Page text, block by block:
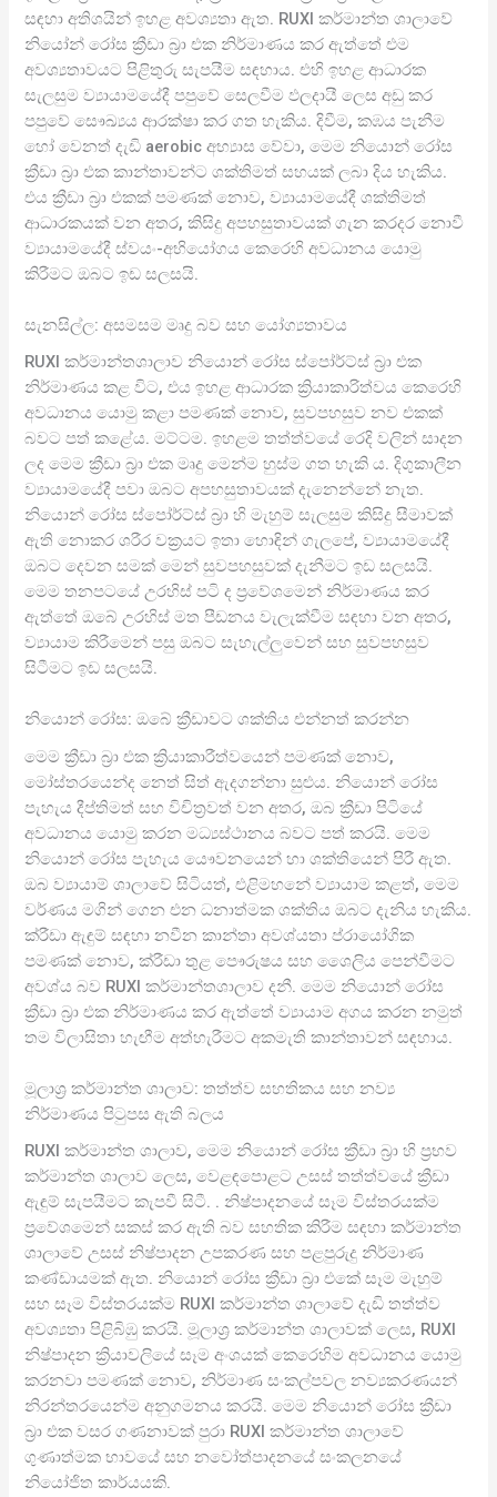
සඳහා අතිශයින් ඉහළ අවශ්‍යතා ඇත. RUXI කර්මාන්ත ශාලාවේ
නියෝන් රෝස ක්‍රීඩා බ්‍රා එක නිර්මාණය කර ඇත්තේ එම
අවශ්‍යතාවයට පිළිතුරු සැපයීම සඳහාය. එහි ඉහළ ආධාරක
සැලසුම ව්‍යායාමයේදී පපුවේ සෙලවීම ඵලදායී ලෙස අඩු කර
පපුවේ සෞඛ්‍යය ආරක්ෂා කර ගත හැකිය. දිවීම, කඹය පැනීම
හෝ වෙනත් දැඩි aerobic අභ්‍යාස වේවා, මෙම නියොන් රෝස
ක්‍රීඩා බ්‍රා එක කාන්තාවන්ට ශක්තිමත් සහයක් ලබා දිය හැකිය.
එය ක්‍රීඩා බ්‍රා එකක් පමණක් නොව, ව්‍යායාමයේදී ශක්තිමත්
ආධාරකයක් වන අතර, කිසිදු අපහසුතාවයක් ගැන කරදර නොවී
ව්‍යායාමයේදී ස්වයං-අභියෝගය කෙරෙහි අවධානය යොමු
කිරීමට ඔබට ඉඩ සලසයි.
සැනසිල්ල: අසමසම මෘදු බව සහ යෝග්‍යතාවය
RUXI කර්මාන්තශාලාව නියොන් රෝස ස්පෝර්ට්ස් බ්‍රා එක
නිර්මාණය කළ විට, එය ඉහළ ආධාරක ක්‍රියාකාරිත්වය කෙරෙහි
අවධානය යොමු කළා පමණක් නොව, සුවපහසුව නව එකක්
බවට පත් කළේය. මට්ටම. ඉහළම තත්ත්වයේ රෙදි වලින් සාදන
ලද මෙම ක්‍රීඩා බ්‍රා එක මෘදු මෙන්ම හුස්ම ගත හැකි ය. දිගුකාලීන
ව්‍යායාමයේදී පවා ඔබට අපහසුතාවයක් දැනෙන්නේ නැත.
නියොන් රෝස ස්පෝර්ට්ස් බ්‍රා හි මැහුම් සැලසුම කිසිදු සීමාවක්
ඇති නොකර ශරීර වක්‍රයට ඉතා හොඳින් ගැලපේ, ව්‍යායාමයේදී
ඔබට දෙවන සමක් මෙන් සුවපහසුවක් දැනීමට ඉඩ සලසයි.
මෙම තනපටයේ උරහිස් පටි ද ප්‍රවේශමෙන් නිර්මාණය කර
ඇත්තේ ඔබේ උරහිස් මත පීඩනය වැලැක්වීම සඳහා වන අතර,
ව්‍යායාම කිරීමෙන් පසු ඔබට සැහැල්ලුවෙන් සහ සුවපහසුව
සිටීමට ඉඩ සලසයි.
නියොන් රෝස: ඔබේ ක්‍රීඩාවට ශක්තිය එන්නත් කරන්න
මෙම ක්‍රීඩා බ්‍රා එක ක්‍රියාකාරීත්වයෙන් පමණක් නොව,
මෝස්තරයෙන්ද නෙත් සිත් ඇදගන්නා සුළුය. නියොන් රෝස
පැහැය දීප්තිමත් සහ විචිත්‍රවත් වන අතර, ඔබ ක්‍රීඩා පිටියේ
අවධානය යොමු කරන මධ්‍යස්ථානය බවට පත් කරයි. මෙම
නියොන් රෝස පැහැය යෞවනයෙන් හා ශක්තියෙන් පිරී ඇත.
ඔබ ව්‍යායාම් ශාලාවේ සිටියත්, එළිමහනේ ව්‍යායාම කළත්, මෙම
වර්ණය මගින් ගෙන එන ධනාත්මක ශක්තිය ඔබට දැනිය හැකිය.
ක්රීඩා ඇඳුම් සඳහා නවීන කාන්තා අවශ්යතා ප්රායෝගික
පමණක් නොව, ක්රීඩා තුළ පෞරුෂය සහ ශෛලිය පෙන්වීමට
අවශ්ය බව RUXI කර්මාන්තශාලාව දනී. මෙම නියොන් රෝස
ක්‍රීඩා බ්‍රා එක නිර්මාණය කර ඇත්තේ ව්‍යායාම අගය කරන නමුත්
තම විලාසිතා හැඟීම අත්හැරීමට අකමැති කාන්තාවන් සඳහාය.
මූලාශ්‍ර කර්මාන්ත ශාලාව: තත්ත්ව සහතිකය සහ නව්‍ය
නිර්මාණය පිටුපස ඇති බලය
RUXI කර්මාන්ත ශාලාව, මෙම නියොන් රෝස ක්‍රීඩා බ්‍රා හි ප්‍රභව
කර්මාන්ත ශාලාව ලෙස, වෙළඳපොළට උසස් තත්ත්වයේ ක්‍රීඩා
ඇඳුම් සැපයීමට කැපවී සිටී. . නිෂ්පාදනයේ සෑම විස්තරයක්ම
ප්‍රවේශමෙන් සකස් කර ඇති බව සහතික කිරීම සඳහා කර්මාන්ත
ශාලාවේ උසස් නිෂ්පාදන උපකරණ සහ පළපුරුදු නිර්මාණ
කණ්ඩායමක් ඇත. නියොන් රෝස ක්‍රීඩා බ්‍රා එකේ සෑම මැහුම්
සහ සෑම විස්තරයක්ම RUXI කර්මාන්ත ශාලාවේ දැඩි තත්ත්ව
අවශ්‍යතා පිළිබිඹු කරයි. මූලාශ්‍ර කර්මාන්ත ශාලාවක් ලෙස, RUXI
නිෂ්පාදන ක්‍රියාවලියේ සෑම අංශයක් කෙරෙහිම අවධානය යොමු
කරනවා පමණක් නොව, නිර්මාණ සංකල්පවල නව්‍යකරණයන්
නිරන්තරයෙන්ම අනුගමනය කරයි. මෙම නියොන් රෝස ක්‍රීඩා
බ්‍රා එක වසර ගණනාවක් පුරා RUXI කර්මාන්ත ශාලාවේ
ගුණාත්මක භාවයේ සහ නවෝත්පාදනයේ සංකලනයේ
නියෝජිත කාර්යයකි.